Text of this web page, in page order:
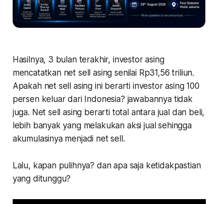
Hasilnya, 3 bulan terakhir, investor asing
mencatatkan net sell asing senilai Rp31,56 triliun.
Apakah net sell asing ini berarti investor asing 100
persen keluar dari Indonesia? jawabannya tidak
juga. Net sell asing berarti total antara jual dan beli,
lebih banyak yang melakukan aksi jual sehingga
akumulasinya menjadi net sell.
Lalu, kapan pulihnya? dan apa saja ketidakpastian
yang ditunggu?